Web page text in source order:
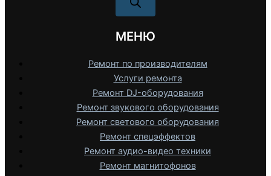
МЕНЮ
Ремонт по производителям
Услуги ремонта
Ремонт DJ-оборудования
Ремонт звукового оборудования
Ремонт светового оборудования
Ремонт спецэффектов
Ремонт аудио-видео техники
Ремонт магнитофонов